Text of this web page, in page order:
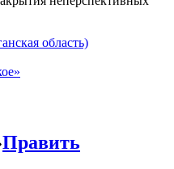
область)
Править